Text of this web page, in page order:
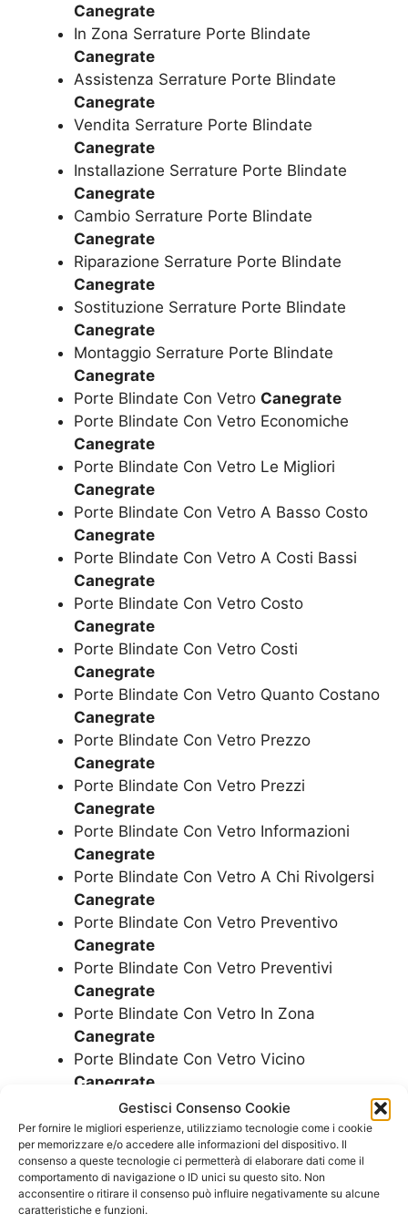
Gestisci Consenso Cookie
Per fornire le migliori esperienze, utilizziamo tecnologie come i cookie
per memorizzare e/o accedere alle informazioni del dispositivo. Il
consenso a queste tecnologie ci permetterà di elaborare dati come il
comportamento di navigazione o ID unici su questo sito. Non
acconsentire o ritirare il consenso può influire negativamente su alcune
caratteristiche e funzioni.
Canegrate
In Zona Serrature Porte Blindate
Canegrate
Assistenza Serrature Porte Blindate
Canegrate
Vendita Serrature Porte Blindate
Canegrate
Installazione Serrature Porte Blindate
Canegrate
Cambio Serrature Porte Blindate
Canegrate
Riparazione Serrature Porte Blindate
Canegrate
Sostituzione Serrature Porte Blindate
Canegrate
Montaggio Serrature Porte Blindate
Canegrate
Porte Blindate Con Vetro Canegrate
Porte Blindate Con Vetro Economiche
Canegrate
Porte Blindate Con Vetro Le Migliori
Canegrate
Porte Blindate Con Vetro A Basso Costo
Canegrate
Porte Blindate Con Vetro A Costi Bassi
Canegrate
Porte Blindate Con Vetro Costo
Canegrate
Porte Blindate Con Vetro Costi
Canegrate
Porte Blindate Con Vetro Quanto Costano
Canegrate
Porte Blindate Con Vetro Prezzo
Canegrate
Porte Blindate Con Vetro Prezzi
Canegrate
Porte Blindate Con Vetro Informazioni
Canegrate
Porte Blindate Con Vetro A Chi Rivolgersi
Canegrate
Porte Blindate Con Vetro Preventivo
Canegrate
Porte Blindate Con Vetro Preventivi
Canegrate
Porte Blindate Con Vetro In Zona
Canegrate
Porte Blindate Con Vetro Vicino
Canegrate
Porte Blindate Con Vetro Assistenza
Canegrate
Porte Blindate Con Vetro Vendita
Canegrate
Porte Blindate Con Vetro Installazione
Canegrate